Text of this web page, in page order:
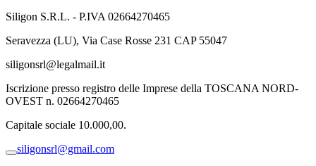
Siligon S.R.L. - P.IVA 02664270465
Seravezza (LU), Via Case Rosse 231 CAP 55047
siligonsrl@legalmail.it
Iscrizione presso registro delle Imprese della TOSCANA NORD-
OVEST n. 02664270465
Capitale sociale 10.000,00.
siligonsrl@gmail.com